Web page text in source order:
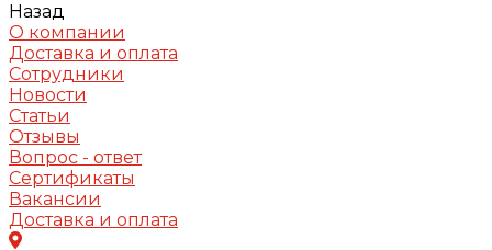
Назад
О компании
Доставка и оплата
Сотрудники
Новости
Статьи
Отзывы
Вопрос - ответ
Сертификаты
Вакансии
Доставка и оплата